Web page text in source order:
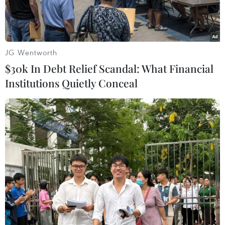
Bơm xăng cho phương tiện tại Colombo, Sri Lanka ngày
29/3/2023. (Ảnh: THX/TTXVN)
Giá dầu châu Á tăng trong phiên ngày 13/9
“đứng vững” gần mức cao nhất trong 10 tháng
đạt được trong phiên trước đó, thị trường cân
JG Wentworth
$30k In Debt Relief Scandal: What Financial
Institutions Quietly Conceal